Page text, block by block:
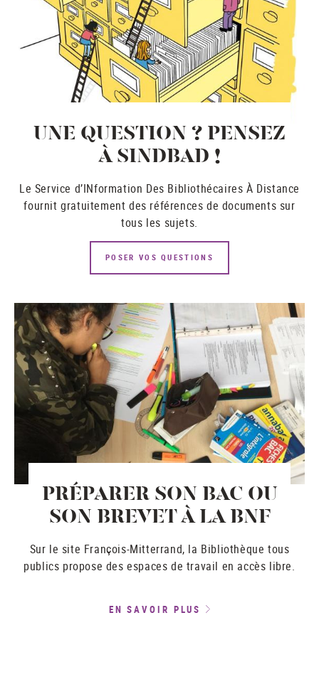
UNE QUESTION ? PENSEZ
À SINDBAD !
Le Service d’INformation Des Bibliothécaires À Distance
fournit gratuitement des références de documents sur
tous les sujets.
POSER VOS QUESTIONS
PRÉPARER SON BAC OU
SON BREVET À LA BNF
Sur le site François-Mitterrand, la Bibliothèque tous
publics propose des espaces de travail en accès libre.
EN SAVOIR PLUS